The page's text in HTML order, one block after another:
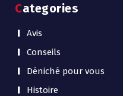
Categories
Avis
Conseils
Déniché pour vous
Histoire